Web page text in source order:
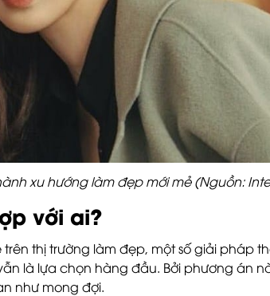
xu hướng làm đẹp mới mẻ (Nguồn:
với ai?
trên thị trường làm đẹp, một số giải pháp
là lựa chọn hàng đầu. Bởi phương án
như mong đợi.